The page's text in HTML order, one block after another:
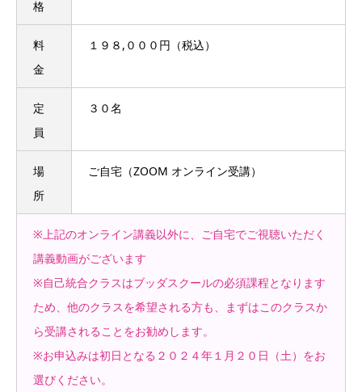
格
料
金
１９８,０００円（税込）
定
員
３０名
場
所
ご自宅（ZOOM オンライン受講）
※上記のオンライン講義以外に、ご自宅でご視聴いただく
講義動画がございます
※自己統合クラスはブッダスクールの必須課程となります
ため、他のクラスを希望される方も、まずはこのクラスか
ら受講されることをお勧めします。
※お申込みは初日となる２０２４年１月２０日（土）をお
選びください。